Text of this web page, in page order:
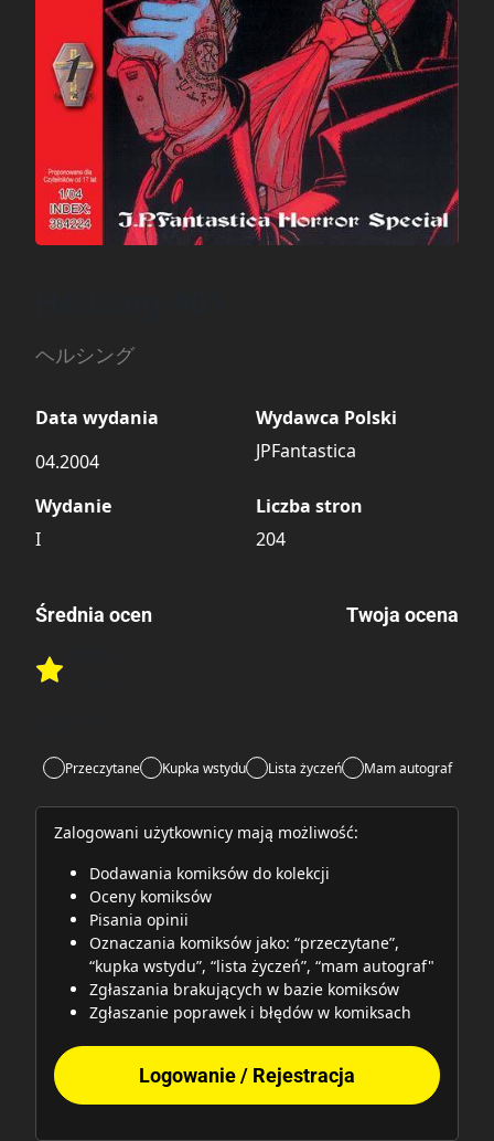
ヘルシング
Data wydania
04.2004
Wydawca Polski
JPFantastica
Wydanie
I
Liczba stron
204
Średnia ocen
Rate this item:
Twoja ocena
Przeczytane Kupka wstydu Lista życzeń Mam autograf
Zalogowani użytkownicy mają możliwość:
Dodawania komiksów do kolekcji
Oceny komiksów
Pisania opinii
Oznaczania komiksów jako: “przeczytane”,
“kupka wstydu”, “lista życzeń”, “mam autograf"
Zgłaszania brakujących w bazie komiksów
Zgłaszanie poprawek i błędów w komiksach
Logowanie / Rejestracja